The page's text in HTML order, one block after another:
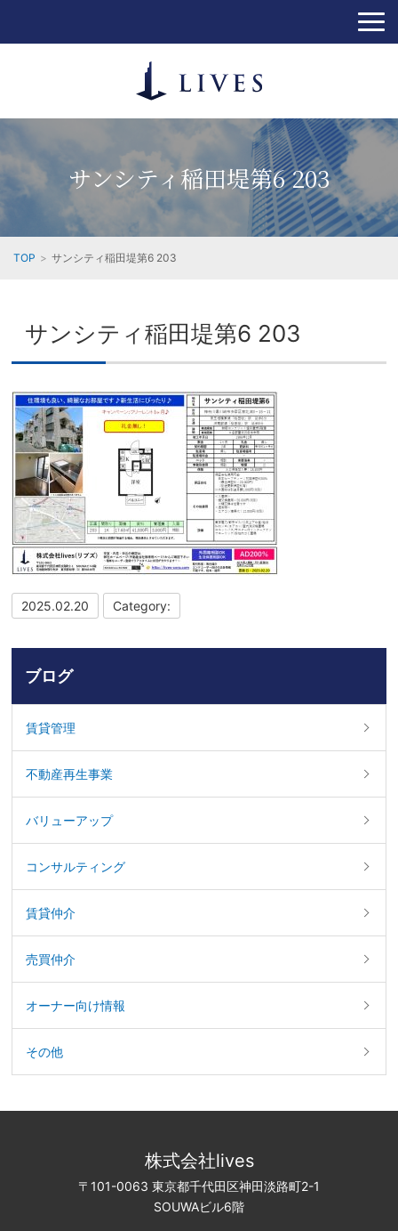
サンシティ稲田堤第6 203
TOP サンシティ稲田堤第6 203
サンシティ稲田堤第6 203
2025.02.20 Category:
ブログ
賃貸管理
不動産再生事業
バリューアップ
コンサルティング
賃貸仲介
売買仲介
オーナー向け情報
その他
株式会社lives
〒101-0063 東京都千代田区神田淡路町2-1
SOUWAビル6階